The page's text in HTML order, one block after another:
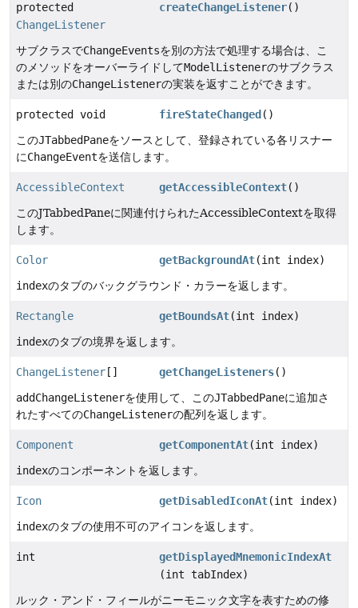
protected
ChangeListener
createChangeListener()
サブクラスでChangeEventsを別の方法で処理する場合は、こ
のメソッドをオーバーライドしてModelListenerのサブクラス
または別のChangeListenerの実装を返すことができます。
protected void fireStateChanged ()
このJTabbedPaneをソースとして、登録されている各リスナー
にChangeEventを送信します。
AccessibleContext getAccessibleContext()
このJTabbedPaneに関連付けられたAccessibleContextを取得
します。
Color getBackgroundAt(int index)
indexのタブのバックグラウンド・カラーを返します。
Rectangle getBoundsAt(int index)
indexのタブの境界を返します。
ChangeListener [] getChangeListeners()
addChangeListenerを使用して、このJTabbedPaneに追加さ
れたすべてのChangeListenerの配列を返します。
Component getComponentAt(int index)
indexのコンポーネントを返します。
Icon getDisabledIconAt(int index)
indexのタブの使用不可のアイコンを返します。
int
getDisplayedMnemonicIndexAt
(int tabIndex)
ルック・アンド・フィールがニーモニック文字を表すための修